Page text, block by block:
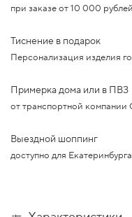
при заказе от 10 000 рублей
Тиснение в подарок
Персонализация изделия
Примерка дома или в ПВЗ
от транспортной
Выездной шоппинг
доступно для